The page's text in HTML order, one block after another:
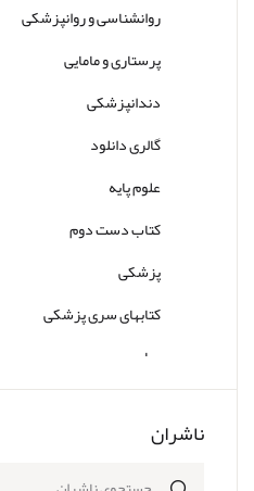
روانشناسی و روانپزشکی
پرستاری و مامایی
دندانپزشکی
گالری دانلود
علوم پایه
کتاب دست دوم
پزشکی
کتابهای سری پزشکی
سایر
ناشران